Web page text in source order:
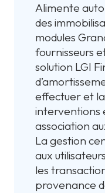
Alimente
des
modules
fournisseurs
solution LGI
effectuer et
interventions
association
La gestion
aux
les
provenance